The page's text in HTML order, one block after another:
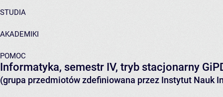
STUDIA
AKADEMIKI
POMOC
Informatyka, semestr IV, tryb stacjonarny
(grupa przedmiotów zdefiniowana przez Instytut Nauk